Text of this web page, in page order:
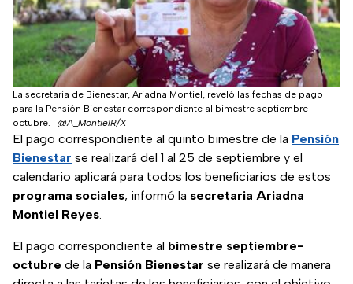
La secretaria de Bienestar, Ariadna Montiel, reveló las fechas de pago
para la Pensión Bienestar correspondiente al bimestre septiembre-
octubre.
@A_MontielR/X
El pago correspondiente al quinto bimestre de la Pensión
Bienestar se realizará del 1 al 25 de septiembre y el
calendario aplicará para todos los beneficiarios de estos
programa sociales, informó la secretaria Ariadna
Montiel Reyes.
El pago correspondiente al bimestre septiembre-
octubre de la Pensión Bienestar se realizará de manera